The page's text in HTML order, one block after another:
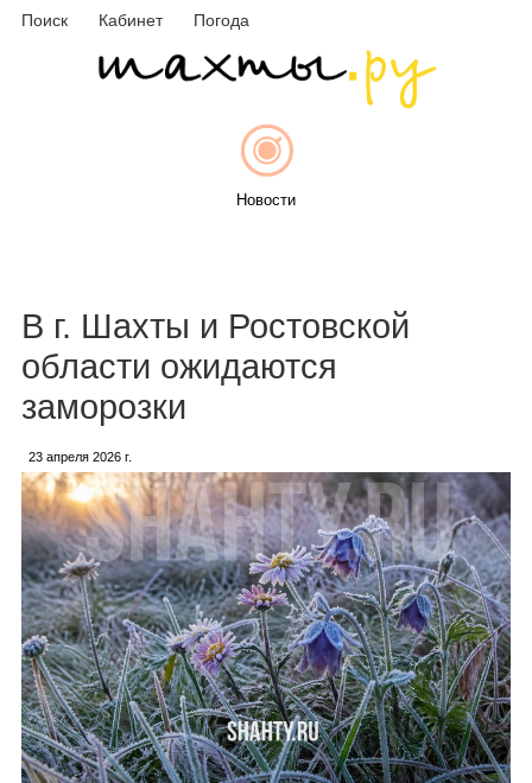
Поиск Кабинет Погода
Новости
Афиша
Каталог
Инфо
Гороскоп
В г. Шахты и Ростовской
области ожидаются
заморозки
23 апреля 2026 г.